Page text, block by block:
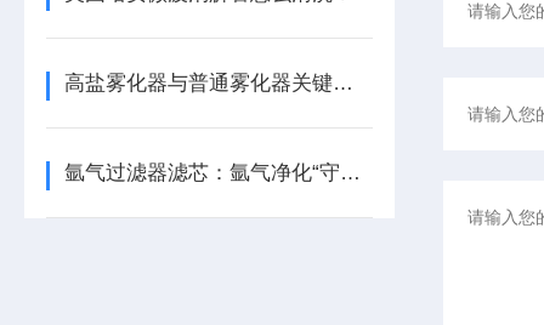
高盐雾化器与普通雾化器关键差异解析
氩气过滤器滤芯：氩气净化“守门人”，保障精密工艺品质